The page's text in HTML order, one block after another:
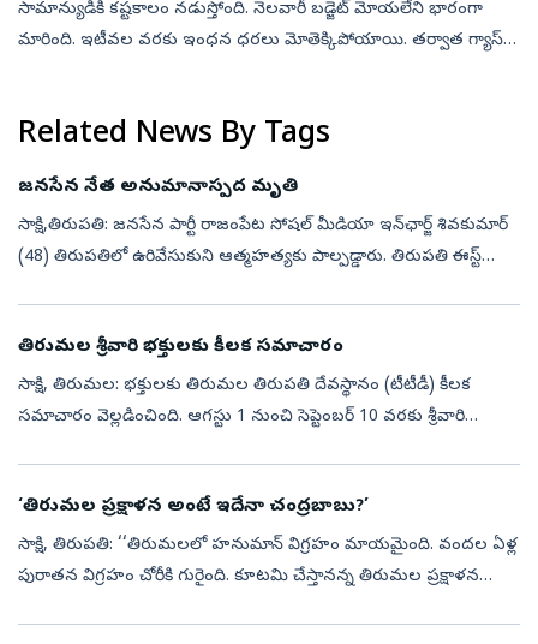
సామాన్యుడికి కష్టకాలం నడుస్తోంది. నెలవారీ బడ్జెట్‌ మోయలేని భారంగా
మారింది. ఇటీవల వరకు ఇంధన ధరలు మోతెక్కిపోయాయి. తర్వాత గ్యాస్‌
Related News By Tags
జనసేన నేత అనుమానాస్పద మృతి
సాక్షి,తిరుపతి: జనసేన పార్టీ రాజంపేట సోషల్ మీడియా ఇన్‌ఛార్జ్ శివకుమార్
(48) తిరుపతిలో ఉరివేసుకుని ఆత్మహత్యకు పాల్పడ్డారు. తిరుపతి ఈస్ట్
తిరుమ‌ల శ్రీవారి భ‌క్తుల‌కు కీల‌క స‌మాచారం
సాక్షి, తిరుమల: భ‌క్తుల‌కు తిరుమ‌ల తిరుప‌తి దేవ‌స్థానం (టీటీడీ) కీల‌క
స‌మాచారం వెల్ల‌డించింది. ఆగస్టు 1 నుంచి సెప్టెంబర్ 10 వరకు శ్రీవారి
‘తిరుమల ప్రక్షాళన అంటే ఇదేనా చంద్రబాబు?’
సాక్షి, తిరుపతి: ‘‘తిరుమలలో హనుమాన్‌ విగ్రహం మాయమైంది. వందల ఏళ్ల
పురాతన విగ్రహం చోరీకి గురైంది. కూటమి చేస్తానన్న తిరుమల ప్రక్షాళన